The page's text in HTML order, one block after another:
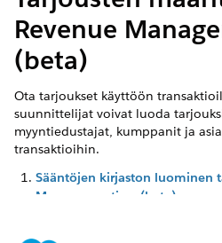
Revenue
(beta)
Ota tarjoukset käyttöön
suunnittelijat voivat luoda
myyntiedustajat, kumppanit ja
transaktioihin.
Sääntöjen kirjaston luominen
Managementissa (beta)